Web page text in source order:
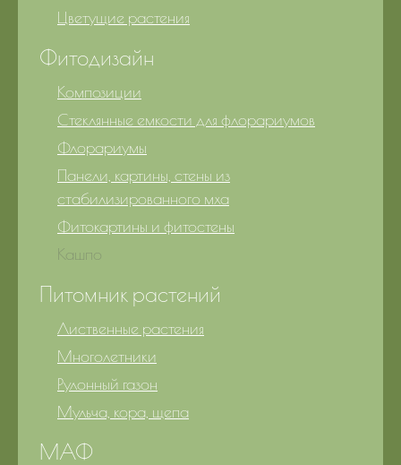
Цветущие растения
Фитодизайн
Композиции
Стеклянные емкости для флорариумов
Флорариумы
Панели, картины, стены из
стабилизированного мха
Фитокартины и фитостены
Кашпо
Питомник растений
Лиственные растения
Многолетники
Рулонный газон
Мульча, кора, щепа
МАФ